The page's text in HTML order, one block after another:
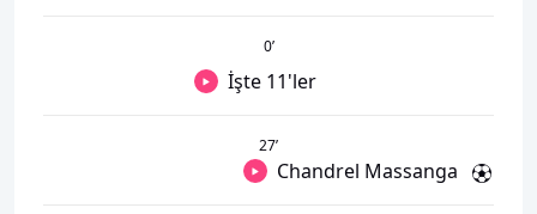
0’
İşte 11'ler
27’
Chandrel Massanga